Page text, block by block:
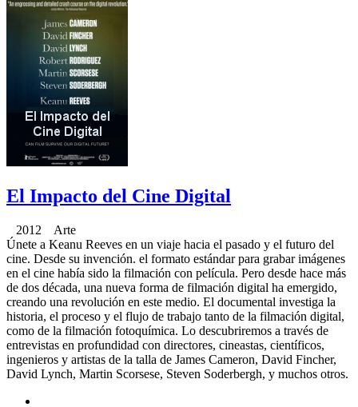
El Impacto del Cine Digital
2012 Arte
Únete a Keanu Reeves en un viaje hacia el pasado y el futuro del
cine. Desde su invención. el formato estándar para grabar imágenes
en el cine había sido la filmación con película. Pero desde hace más
de dos década, una nueva forma de filmación digital ha emergido,
creando una revolución en este medio. El documental investiga la
historia, el proceso y el flujo de trabajo tanto de la filmación digital,
como de la filmación fotoquímica. Lo descubriremos a través de
entrevistas en profundidad con directores, cineastas, científicos,
ingenieros y artistas de la talla de James Cameron, David Fincher,
David Lynch, Martin Scorsese, Steven Soderbergh, y muchos otros.